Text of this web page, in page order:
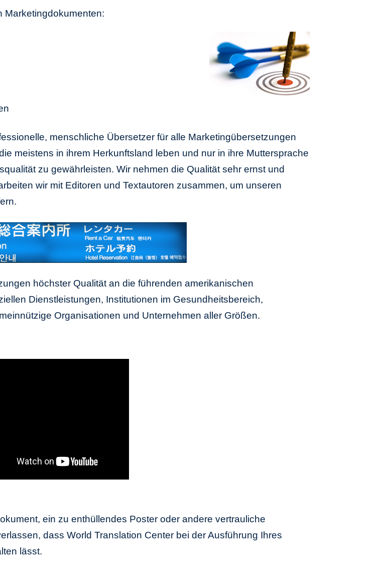
Marketingdokumenten:
menschliche Übersetzer für alle Marketingübersetzungen
meistens in ihrem Herkunftsland leben und nur in ihre Muttersprache
zu gewährleisten. Wir nehmen die Qualität sehr ernst und
wir mit Editoren und Textautoren zusammen, um unseren
höchster Qualität an die führenden amerikanischen
Dienstleistungen, Institutionen im Gesundheitsbereich,
Organisationen und Unternehmen aller Größen.
ein zu enthüllendes Poster oder andere vertrauliche
dass World Translation Center bei der Ausführung Ihres
lässt.